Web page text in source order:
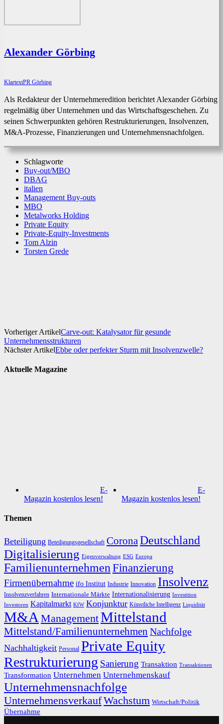
Alexander Görbing
KlartextPR Görbing
Als Redakteur der Unternehmeredition berichtet Alexander Görbing
regelmäßig über Unternehmen und das Wirtschaftsgeschehen. Zu
seinen Schwerpunkten gehören Restrukturierungen, Insolvenzen,
M&A-Prozesse, Finanzierungen und Unternehmensnachfolgen.
Schlagworte
Buy-out/MBO
DBAG
italien
Management Buy-outs
MBO
Metalworks Holding
Private Equity
Private-Equity-Investments
Tom Alzin
Torsten Grede
Vorheriger ArtikelCarve-out: Katalysator für gesunde
Unternehmensstrukturen
Nächster ArtikelEbbe oder perfekter Sturm mit Insolvenzwelle?
Aktuelle Magazine
E-
Magazin kostenlos lesen!
E-
Magazin kostenlos lesen!
Themen
Beteiligung Beteiligungsgesellschaft Corona Deutschland
Digitalisierung Eigenverwaltung ESG Europa
Familienunternehmen Finanzierung
Firmenübernahme ifo Institut Industrie Innovation Insolvenz
Insolvenzverfahren Internationale Märkte Internationalisierung Investition
Investoren Kapitalmarkt KfW Konjunktur Künstliche Intelligenz Liquidität
M&A ManagementMittelstand
Mittelstand/Familienunternehmen Nachfolge
Nachhaltigkeit Personal Private Equity
Restrukturierung Sanierung Transaktion Transaktionen
Transformation Unternehmen Unternehmenskauf
Unternehmensnachfolge
UnternehmensverkaufWachstum Wirtschaft/Politik
Übernahme